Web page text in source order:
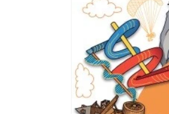
product
information